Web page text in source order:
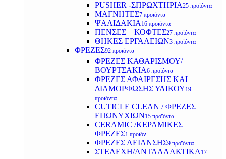
PUSHER -ΣΠΡΩΧΤΗΡΙΑ25 προϊόντα
ΜΑΓΝΗΤΕΣ7 προϊόντα
ΨΑΛΙΔΑΚΙΑ 16 προϊόντα
ΠΕΝΣΕΣ – ΚΟΦΤΕΣ27 προϊόντα
ΘΗΚΕΣ ΕΡΓΑΛΕΙΩΝ3 προϊόντα
ΦΡΕΖΕΣ92 προϊόντα
ΦΡΕΖΕΣ ΚΑΘΑΡΙΣΜΟΥ/
ΒΟΥΡΤΣΑΚΙΑ6 προϊόντα
ΦΡΕΖΕΣ ΑΦΑΙΡΕΣΗΣ ΚΑΙ
ΔΙΑΜΟΡΦΩΣΗΣ ΥΛΙΚΟΥ19
προϊόντα
CUTICLE CLEAN / ΦΡΕΖΕΣ
ΕΠΩΝΥΧΙΩΝ15 προϊόντα
CERAMIC /ΚΕΡΑΜΙΚΕΣ
ΦΡΕΖΕΣ1 προϊόν
ΦΡΕΖΕΣ ΛΕΙΑΝΣΗΣ9 προϊόντα
ΣΤΕΛΕΧΗ/ΑΝΤΑΛΛΑΚΤΙΚΑ 17